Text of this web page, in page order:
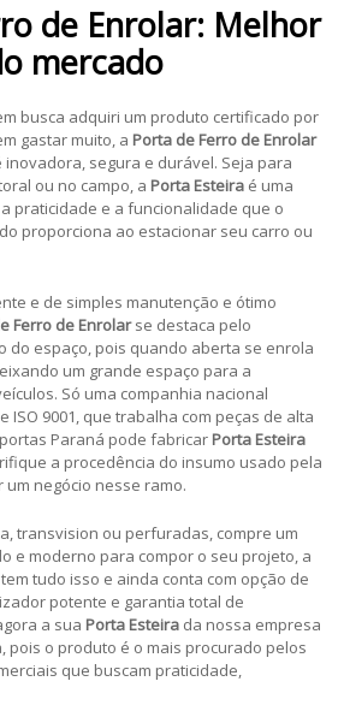
de Enrolar: Melhor
mercado
busca adquiri um produto certificado por
gastar muito, a Porta de Ferro de Enrolar
segura e durável. Seja para
ou no campo, a Porta Esteira é uma
praticidade e a funcionalidade que o
proporciona ao estacionar seu carro ou
e de simples manutenção e ótimo
Ferro de Enrolarse destaca pelo
do espaço, pois quando aberta se enrola
um grande espaço para a
Só uma companhia nacional
ISO 9001, que trabalha com peças de alta
Paraná pode fabricar Porta Esteira
a procedência do insumo usado pela
negócio nesse ramo.
transvision ou perfuradas, compre um
e moderno para compor o seu projeto, a
tem tudo isso e ainda conta com opção de
potente e garantia total de
a sua Porta Esteira da nossa empresa
pois o produto é o mais procurado pelos
que buscam praticidade,